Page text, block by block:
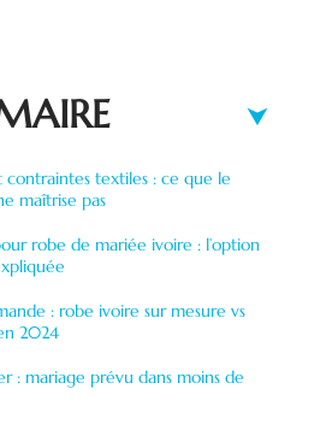
textiles : ce que le
maîtrise pas
robe de mariée ivoire : l’option
: robe ivoire sur mesure vs
2024
: mariage prévu dans moins de